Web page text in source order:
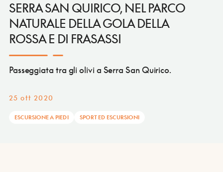
SERRA SAN QUIRICO, NEL PARCO
NATURALE DELLA GOLA DELLA
ROSSA E DI FRASASSI
Passeggiata tra gli olivi a Serra San Quirico.
25 ott 2020
ESCURSIONE A PIEDI SPORT ED ESCURSIONI